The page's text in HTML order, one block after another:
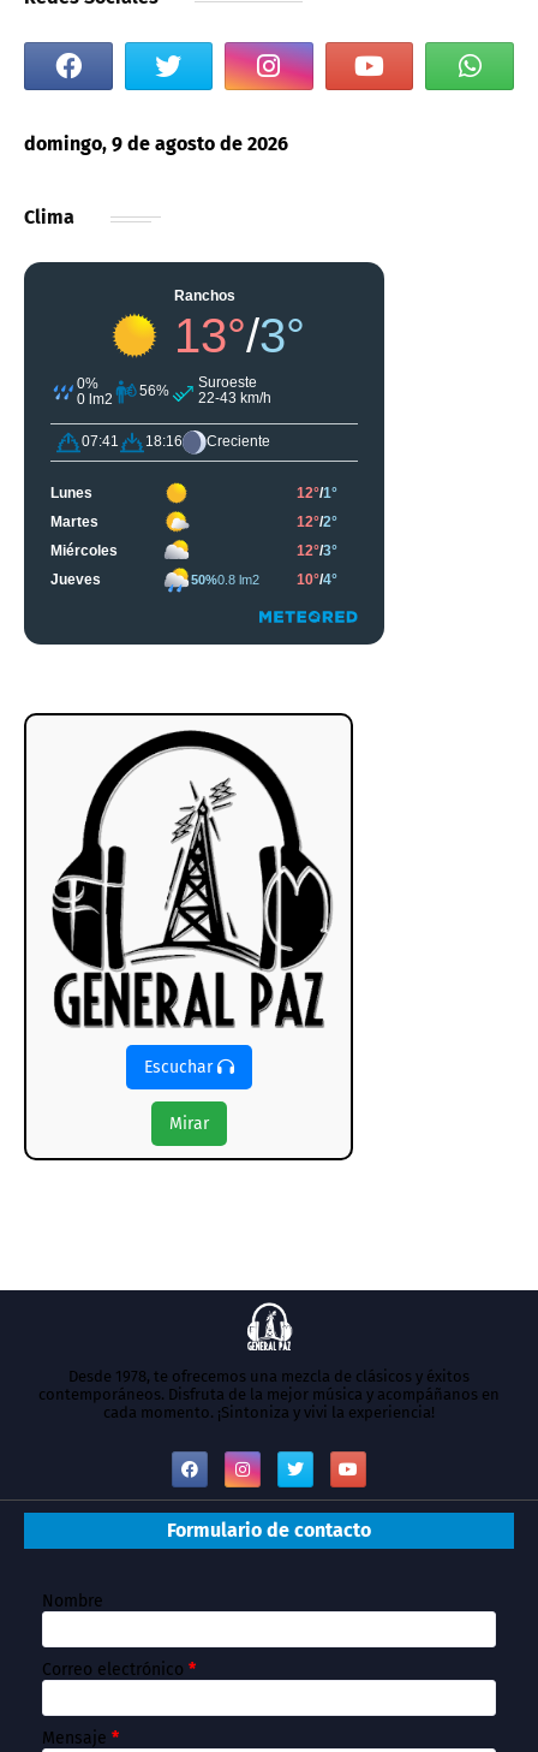
domingo, 9 de agosto de 2026
Clima
Escuchar
Mirar
Desde 1978, te ofrecemos una mezcla de clásicos y éxitos
contemporáneos. Disfruta de la mejor música y acompáñanos en
cada momento. ¡Sintoniza y vivi la experiencia!
Formulario de contacto
Nombre
Correo electrónico *
Mensaje *